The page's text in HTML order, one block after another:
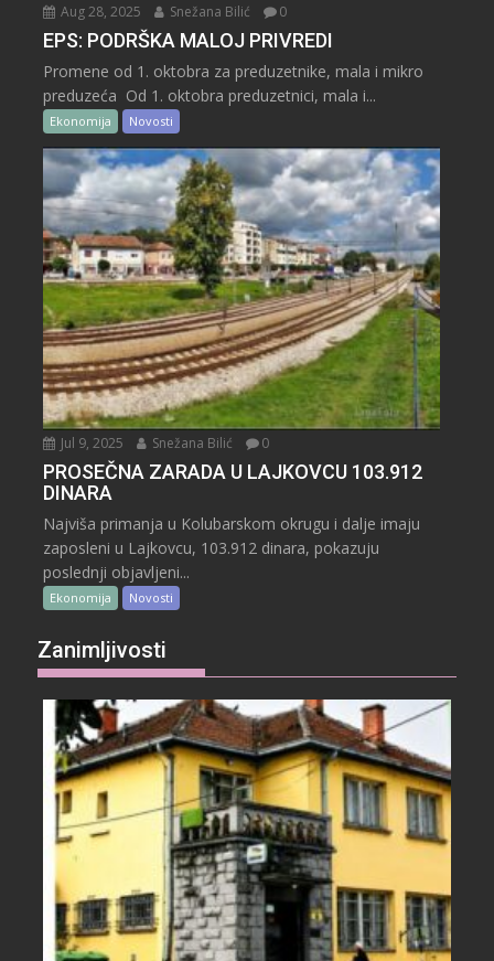
Aug 28, 2025 Snežana Bilić 0
EPS: PODRŠKA MALOJ PRIVREDI
Promene od 1. oktobra za preduzetnike, mala i mikro
preduzeća Od 1. oktobra preduzetnici, mala i...
Ekonomija Novosti
Jul 9, 2025 Snežana Bilić 0
PROSEČNA ZARADA U LAJKOVCU 103.912
DINARA
Najviša primanja u Kolubarskom okrugu i dalje imaju
zaposleni u Lajkovcu, 103.912 dinara, pokazuju
poslednji objavljeni...
Ekonomija Novosti
Zanimljivosti